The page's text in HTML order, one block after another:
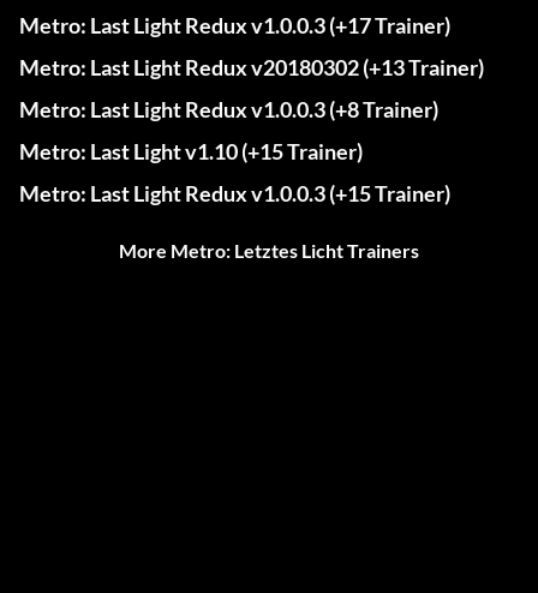
Metro: Last Light Redux v1.0.0.3 (+17 Trainer)
Metro: Last Light Redux v20180302 (+13 Trainer)
Metro: Last Light Redux v1.0.0.3 (+8 Trainer)
Metro: Last Light v1.10 (+15 Trainer)
Metro: Last Light Redux v1.0.0.3 (+15 Trainer)
More Metro: Letztes Licht Trainers